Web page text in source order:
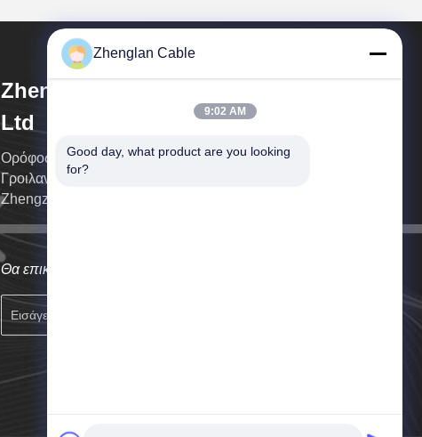
Zhenglan Cable Technology Co.,
Ltd
Ορόφος 49, Νότιος Πύργος του Κέντρου της
Γροιλανδίας, Ανατολική περιοχή Zhengzhou,
Zhengzhou, Κίνα
Θα επικοινωνήσουμε μαζί σας το συντομότερο δυνατόν.
Zhenglan Cable
9:02 AM
Good day, what product are you looking
for?